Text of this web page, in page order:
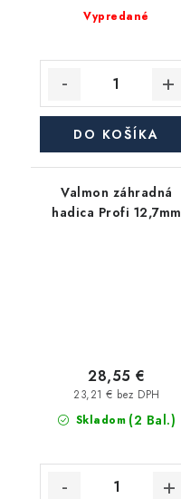
Vypredané
DO KOŠÍKA
Valmon záhradná
hadica Profi 12,7mm
Skladom (2 Bal.)
23,21 € bez DPH
28,55 €